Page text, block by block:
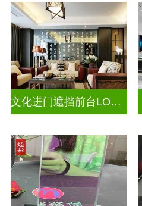
文化进门遮挡前台LOGO电视玻璃背景墙